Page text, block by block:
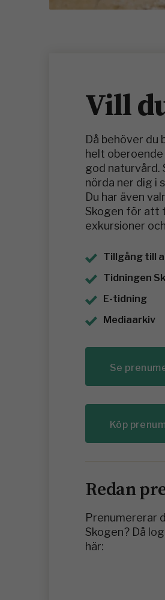
Vill
Då behöver du
helt
god naturvård.
nörda ner dig i
Du har även
Skogen för att
exkursioner
Tillgång till
Tidningen
E-tidning
Mediaarkiv
Se
Köp
Redan
Prenumererar
Skogen? Då
här: